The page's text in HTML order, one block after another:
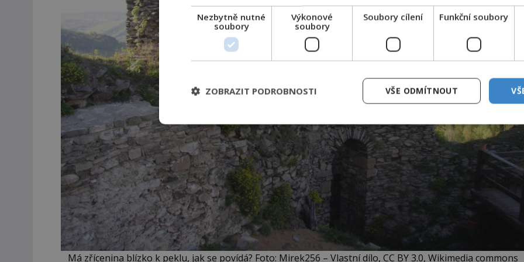
Má zřícenina blízko k peklu, jak se povídá? Foto: Mirek256 – Vlastní dílo, CC BY 3.0, Wikimedia commons
Nezbytně nutné
soubory
Výkonové
soubory
Soubory cílení Funkční soubory
VŠE ODMÍTNOUT
ZOBRAZIT PODROBNOSTI